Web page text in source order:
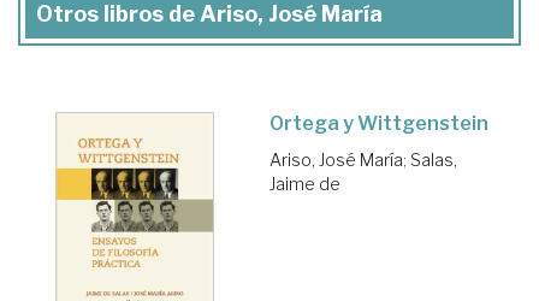
Otros libros de Ariso, José María
Ortega y Wittgenstein
Ariso, José María; Salas,
Jaime de